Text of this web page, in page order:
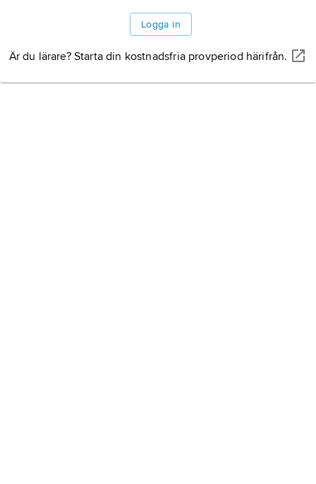
Logga in
Är du lärare? Starta din kostnadsfria provperiod härifrån.